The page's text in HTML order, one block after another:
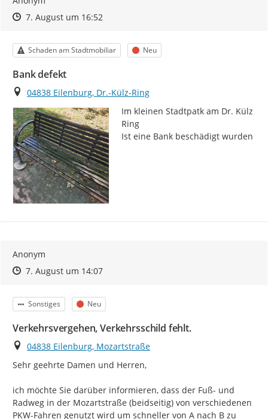
Zeitpunkt des Erstellens
Zeitpunkt des Erstellens
7. August um 16:52Zur Äußerung
Kategorie
Schaden am Stadtmobiliar Status
Neu
Bank defekt
Ort
04838 Eilenburg, Dr.-Külz-Ring
Im kleinen Stadtpatk am Dr. Külz
Ring
Ist eine Bank beschädigt wurden
Anonym
Zeitpunkt des Erstellens
Zeitpunkt des Erstellens
7. August um 14:07Zur Äußerung
Kategorie
Sonstiges Status
Neu
Verkehrsvergehen, Verkehrsschild fehlt.
Ort
04838 Eilenburg, Mozartstraße
Sehr geehrte Damen und Herren,
ich möchte Sie darüber informieren, dass der Fuß- und
Radweg in der Mozartstraße (beidseitig) von verschiedenen
PKW-Fahren genutzt wird um schneller von A nach B zu